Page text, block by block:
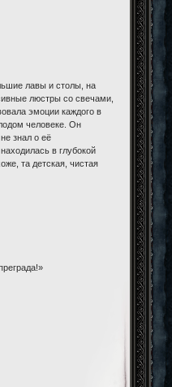
лавы и столы, на
люстры со свечами,
эмоции каждого в
человеке. Он
знал о её
в глубокой
та детская, чистая